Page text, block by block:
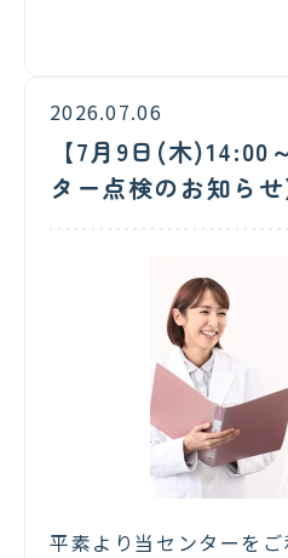
ていただきます。 皆様
します。 …
2026.07.06
【7月9日(木)14:00
ター点検のお知らせ
平素より当センターを